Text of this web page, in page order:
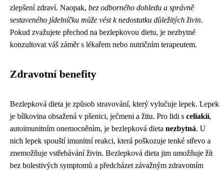
zlepšení zdraví. Naopak, bez odborného dohledu a správně
sestaveného jídelníčku může vést k nedostatku důležitých živin.
Pokud zvažujete přechod na bezlepkovou dietu, je nezbytné
konzultovat váš záměr s lékařem nebo nutričním terapeutem.
Zdravotní benefity
Bezlepková dieta je způsob stravování, který vylučuje lepek. Lepek
je bílkovina obsažená v pšenici, ječmeni a žitu. Pro lidi s celiakií,
autoimunitním onemocněním, je bezlepková dieta nezbytná. U
nich lepek spouští imunitní reakci, která poškozuje tenké střevo a
znemožňuje vstřebávání živin. Bezlepková dieta jim umožňuje žít
bez bolestivých symptomů a předcházet závažným zdravotním